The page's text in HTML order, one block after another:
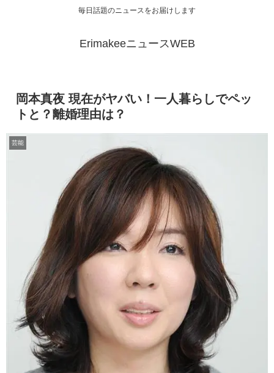
毎日話題のニュースをお届けします
ErimakeeニュースWEB
岡本真夜 現在がヤバい！一人暮らしでペッ
トと？離婚理由は？
芸能